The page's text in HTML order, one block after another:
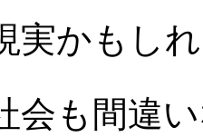
実かもし
会も間違